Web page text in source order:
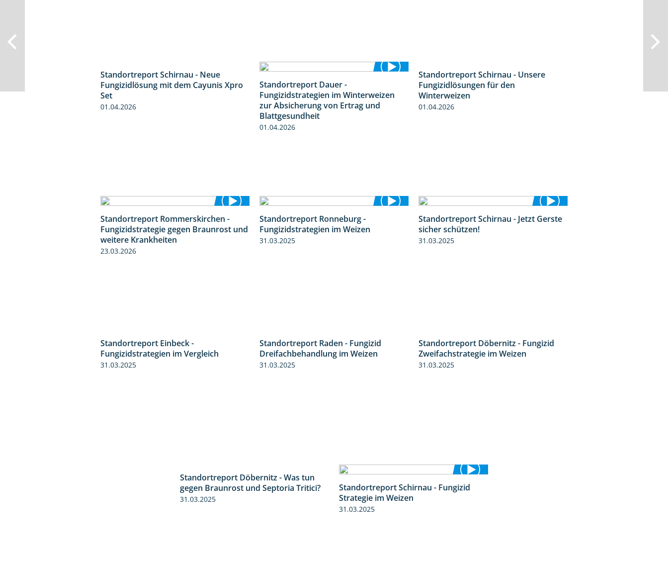
4:32
Standortreport Schirnau - Neue
Fungizidlösung mit dem Cayunis Xpro
Set
01.04.2026
Standortreport Dauer -
Fungizidstrategien im Winterweizen
zur Absicherung von Ertrag und
Blattgesundheit
01.04.2026
Standortreport Schirnau - Unsere
Fungizidlösungen für den
Winterweizen
01.04.2026
6:11
Standortreport Rommerskirchen -
Fungizidstrategie gegen Braunrost und
weitere Krankheiten
23.03.2026
Standortreport Ronneburg -
Fungizidstrategien im Weizen
31.03.2025
4:35
Standortreport Schirnau - Jetzt Gerste
sicher schützen!
31.03.2025
Standortreport Einbeck -
Fungizidstrategien im Vergleich
31.03.2025
Standortreport Raden - Fungizid
Dreifachbehandlung im Weizen
31.03.2025
Standortreport Döbernitz - Fungizid
Zweifachstrategie im Weizen
31.03.2025
3:36
Standortreport Döbernitz - Was tun
gegen Braunrost und Septoria Tritici?
4:12
Standortreport Schirnau - Fungizid
Strategie im Weizen
31.03.2025